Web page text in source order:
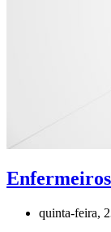
quinta-feira,